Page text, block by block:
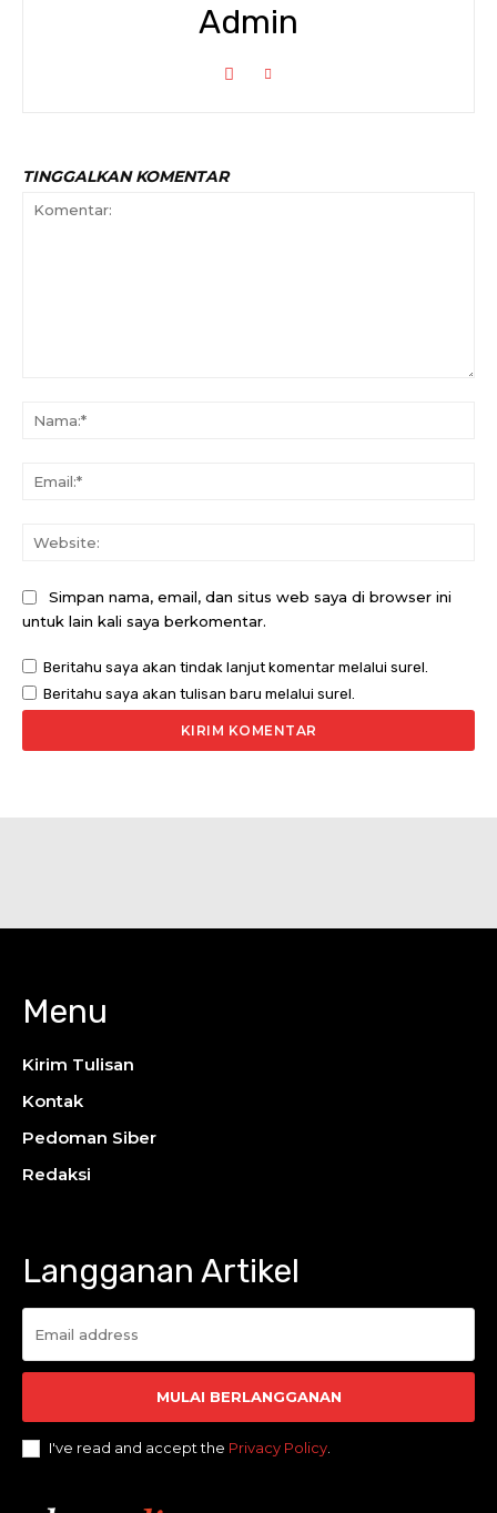
Admin
TINGGALKAN KOMENTAR
Simpan nama, email, dan situs web saya di browser ini
untuk lain kali saya berkomentar.
Beritahu saya akan tindak lanjut komentar melalui surel.
Beritahu saya akan tulisan baru melalui surel.
Langganan Artikel
MULAI BERLANGGANAN
I've read and accept the Privacy Policy
Menu
Kirim Tulisan
Kontak
Pedoman Siber
Redaksi